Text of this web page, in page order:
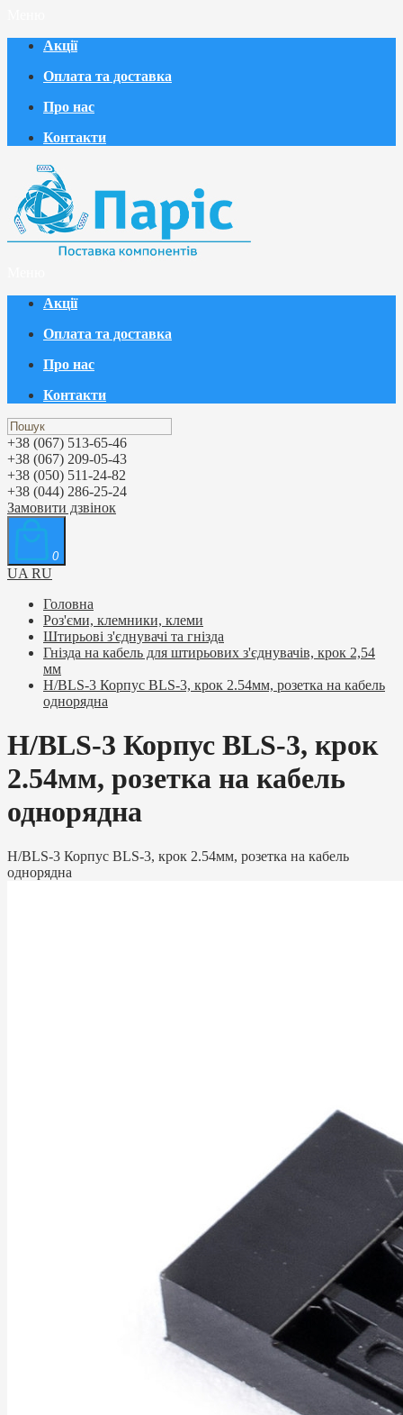
Акції
Оплата та доставка
Про нас
Контакти
Акції
Оплата та доставка
Про нас
Контакти
+38 (067) 513-65-46
+38 (067) 209-05-43
+38 (050) 511-24-82
+38 (044) 286-25-24
Замовити дзвінок
0
UA RU
Головна
Роз'єми, клемники, клеми
Штирьові з'єднувачі та гнізда
Гнізда на кабель для штирьових з'єднувачів, крок 2,54
мм
H/BLS-3 Корпус BLS-3, крок 2.54мм, розетка на кабель
однорядна
H/BLS-3 Корпус BLS-3, крок
2.54мм, розетка на кабель
однорядна
H/BLS-3 Корпус BLS-3, крок 2.54мм, розетка на кабель
однорядна